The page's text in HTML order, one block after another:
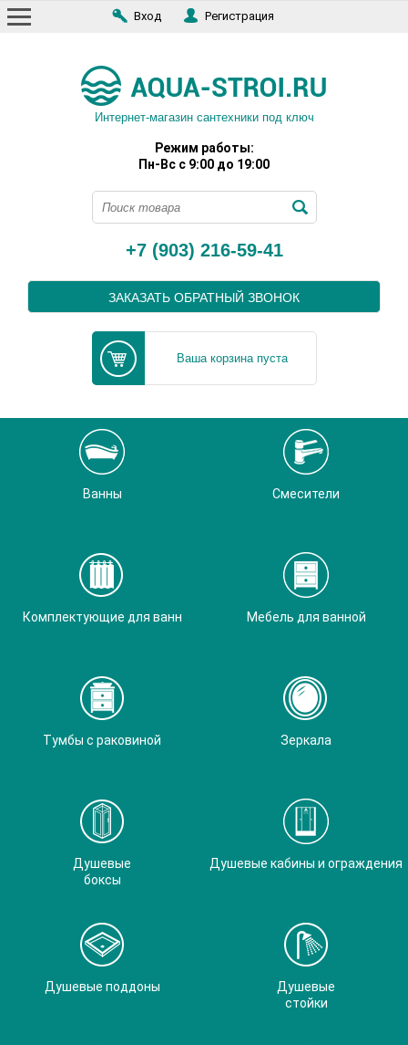
Вход Регистрация
Интернет-магазин сантехники под ключ
Режим работы:
Пн-Вс с 9:00 до 19:00
+7 (903) 216-59-41
ЗАКАЗАТЬ ОБРАТНЫЙ ЗВОНОК
Ваша корзина пуста
Ванны Смесители
Комплектующие для ванн Мебель для ванной
Тумбы с раковиной Зеркала
Душевые
боксы
Душевые кабины и ограждения
Душевые поддоны
Душевые
стойки